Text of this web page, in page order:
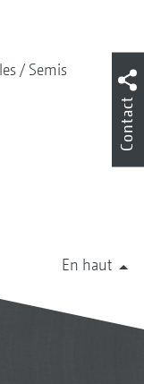
Semis
En haut
Contact